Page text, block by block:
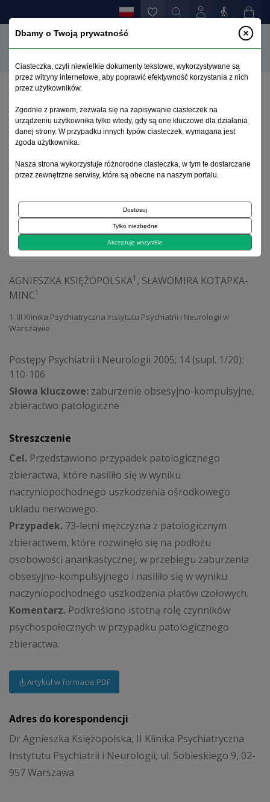
Patologiczne zbieractwo
Archiwum 1992–2014
Patologiczne zbieractwo
AGNIESZKA KSIĘŻOPOLSKA1 , SŁAWOMIRA KOTAPKA-
MINC1
1. III Klinika Psychiatryczna Instytutu Psychiatrii i Neurologii w
Warszawie
Postępy Psychiatrii i Neurologii 2005; 14 (supl. 1/20):
110-106
Słowa kluczowe: zaburzenie obsesyjno-kompulsyjne,
zbieractwo patologiczne
Streszczenie
Cel. Przedstawiono przypadek patologicznego
zbieractwa, które nasiliło się w wyniku
naczyniopochodnego uszkodzenia ośrodkowego
układu nerwowego.
Przypadek. 73-letni mężczyzna z patologicznym
zbieractwem, które rozwinęło się na podłożu
osobowości anankastycznej, w przebiegu zaburzenia
obsesyjno-kompulsyjnego i nasiliło się w wyniku
naczyniopochodnego uszkodzenia płatów czołowych.
Komentarz. Podkreślono istotną rolę czynników
psychospołecznych w przypadku patologicznego
zbieractwa.
Artykuł w formacie PDF
Adres do korespondencji
Dr Agnieszka Księżopolska, II Klinika Psychiatryczna
Instytutu Psychiatrii i Neurologii, ul. Sobieskiego 9, 02-
957 Warszawa
Dbamy o Twoją prywatność
Ciasteczka, czyli niewielkie dokumenty tekstowe, wykorzystywane są
przez witryny internetowe, aby poprawić efektywność korzystania z nich
przez użytkowników.
Zgodnie z prawem, zezwala się na zapisywanie ciasteczek na
urządzeniu użytkownika tylko wtedy, gdy są one kluczowe dla działania
danej strony. W przypadku innych typów ciasteczek, wymagana jest
zgoda użytkownika.
Nasza strona wykorzystuje różnorodne ciasteczka, w tym te dostarczane
przez zewnętrzne serwisy, które są obecne na naszym portalu.
Dostosuj
Tylko niezbędne
Akceptuję wszystkie